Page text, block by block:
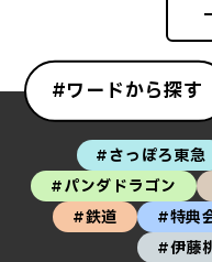
#ワードから探す
#さっぽろ東急
#パンダドラゴン
#鉄道
#特典
#伊藤